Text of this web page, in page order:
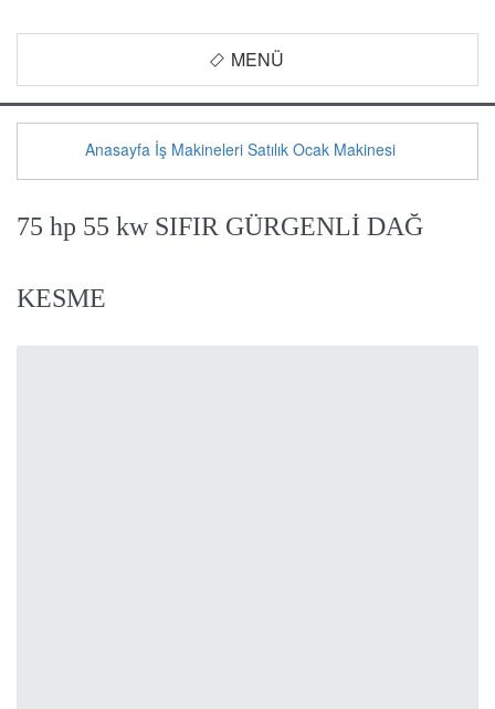
MENÜ
Anasayfa İş Makineleri Satılık Ocak Makinesi
75 hp 55 kw SIFIR GÜRGENLİ DAĞ
KESME